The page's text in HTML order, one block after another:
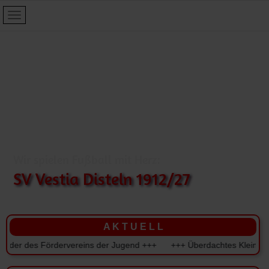
SV Vestia Disteln 1912/27
A K T U E L L
des Fördervereins der Jugend +++ +++ Überdachtes